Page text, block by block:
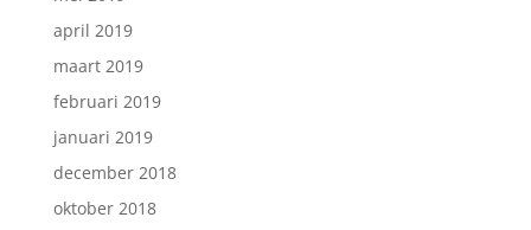
april 2019
maart 2019
februari 2019
januari 2019
december 2018
oktober 2018